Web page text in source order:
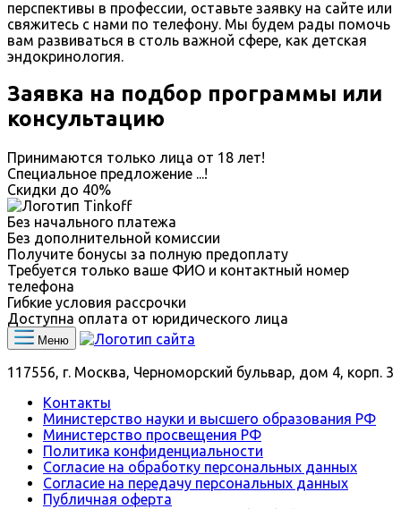
перспективы в профессии, оставьте заявку на сайте или
свяжитесь с нами по телефону. Мы будем рады помочь
вам развиваться в столь важной сфере, как детская
эндокринология.
Заявка на подбор программы или
консультацию
Принимаются только лица от 18 лет!
Специальное предложение ...!
Скидки до 40%
Без начального платежа
Без дополнительной комиссии
Получите бонусы за полную предоплату
Требуется только ваше ФИО и контактный номер
телефона
Гибкие условия рассрочки
Доступна оплата от юридического лица
Меню
117556, г. Москва, Черноморский бульвар, дом 4, корп. 3
Контакты
Министерство науки и высшего образования РФ
Министерство просвещения РФ
Политика конфиденциальности
Согласие на обработку персональных данных
Согласие на передачу персональных данных
Публичная оферта